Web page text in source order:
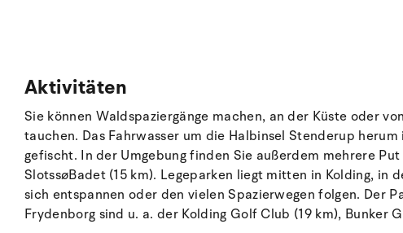
Aktivitäten
Sie können Waldspaziergänge machen, an der Küste oder
tauchen. Das Fahrwasser um die Halbinsel Stenderup
gefischt. In der Umgebung finden Sie außerdem mehrere
SlotssøBadet (15 km). Legeparken liegt mitten in Kolding, in
sich entspannen oder den vielen Spazierwegen folgen. Der
Frydenborg sind u. a. der Kolding Golf Club (19 km), Bunker